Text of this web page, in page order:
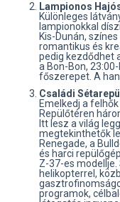
Lampionos
Különleges
lampionokkal
Kis-Dunán,
romantikus és
pedig kezdődhet
a Bon-Bon,
főszerepet. A
Családi
Emelkedj a
Repülőtéren
Itt lesz a világ
megtekinthetők
Renegade, a
és harci
Z-37-es
helikopterrel,
programok,